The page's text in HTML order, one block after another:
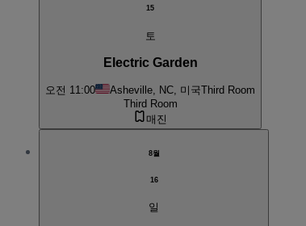
15
토
Electric Garden
오전 11:00 Asheville, NC, 미국Third Room
Third Room
매진
8월
16
일